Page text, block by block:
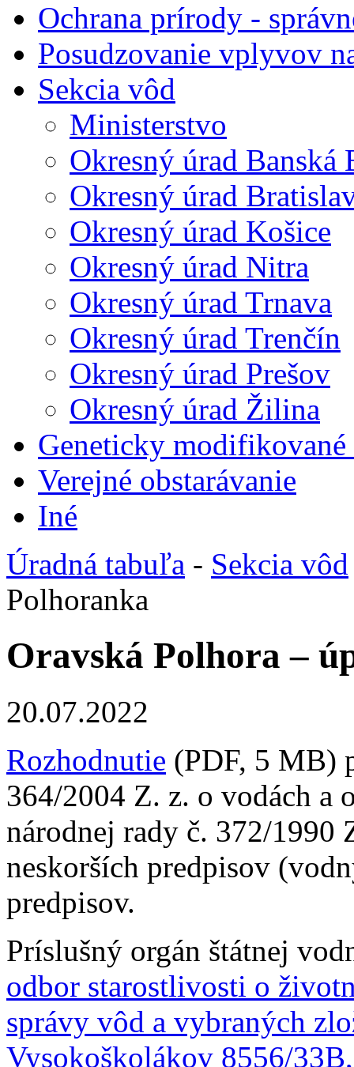
Ochrana prírody -
Posudzovanie vplyvov
Sekcia vôd
Ministerstvo
Okresný úrad Banská
Okresný úrad
Okresný úrad Košice
Okresný úrad Nitra
Okresný úrad Trnava
Okresný úrad Trenčín
Okresný úrad Prešov
Okresný úrad Žilina
Geneticky
Verejné obstarávanie
Iné
Úradná tabuľa - Sekcia vôd
Polhoranka
Oravská Polhora –
20.07.2022
Rozhodnutie (PDF, 5 MB)
364/2004 Z. z. o vodách a
národnej rady č. 372/1990
neskorších predpisov
predpisov.
Príslušný orgán štátnej
odbor starostlivosti o
správy vôd a vybraných
Vysokoškolákov 8556/